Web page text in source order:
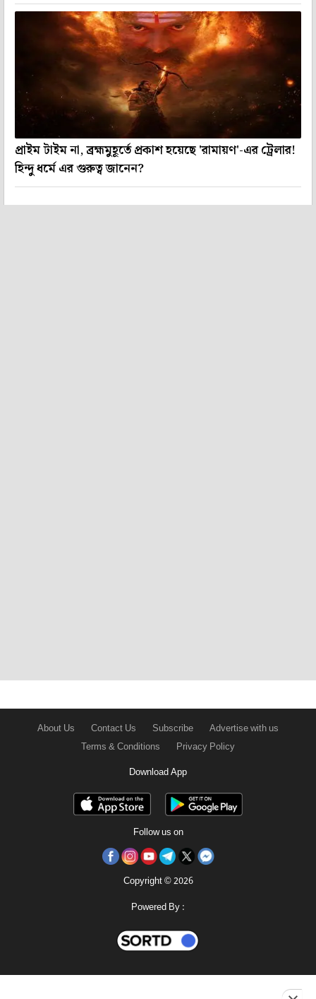
প্রাইম টাইম না, ব্রহ্মমুহূর্তে প্রকাশ হয়েছে 'রামায়ণ'-এর ট্রেলার!
হিন্দু ধর্মে এর গুরুত্ব জানেন?
About Us Contact Us Subscribe
Advertise with us
Terms & Conditions
Privacy Policy
Download App
Follow us on
Copyright © 2026
Powered By :